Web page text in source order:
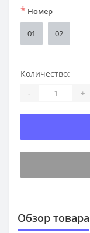
* Номер
01 02
Количество:
- +
Обзор товара